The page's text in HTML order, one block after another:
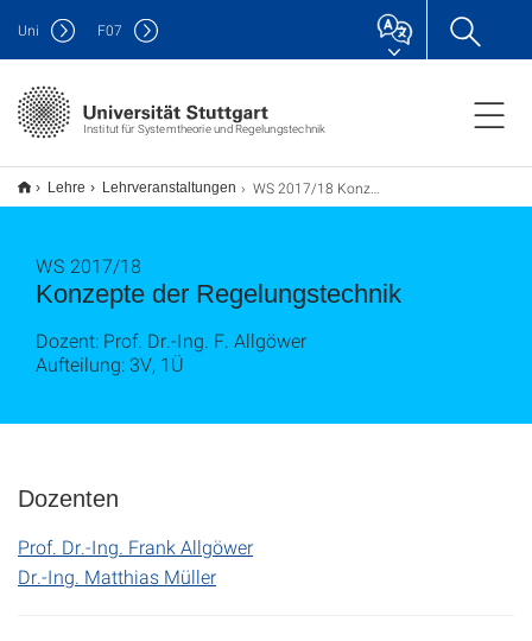
Institut für Systemtheorie und Regelungstechnik
Uni F07
Lehre Lehrveranstaltungen WS 2017/18 Konzepte der Regelungstechnik (3V/1Ü)
Konzepte der Regelungstechnik
WS 2017/18
Dozent: Prof. Dr.-Ing. F. Allgöwer
Aufteilung: 3V, 1Ü
Dozenten
Prof. Dr.-Ing. Frank Allgöwer
Dr.-Ing. Matthias Müller